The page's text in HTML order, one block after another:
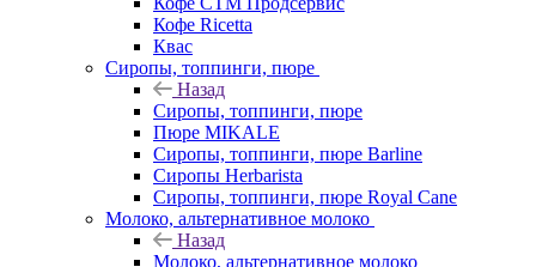
Кофе Ricetta
Квас
Сиропы, топпинги, пюре
Назад
Сиропы, топпинги, пюре
Пюре MIKALE
Сиропы, топпинги, пюре Barline
Сиропы Herbarista
Сиропы, топпинги, пюре Royal Cane
Молоко, альтернативное молоко
Назад
Молоко, альтернативное молоко